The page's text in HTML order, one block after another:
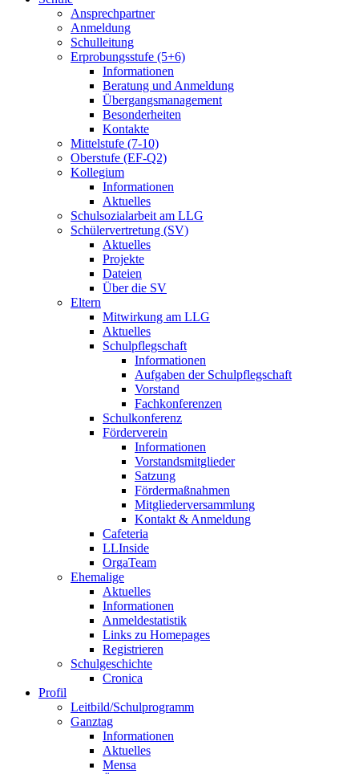
Ansprechpartner
Anmeldung
Schulleitung
Erprobungsstufe (5+6)
Informationen
Beratung und Anmeldung
Übergangsmanagement
Besonderheiten
Kontakte
Mittelstufe (7-10)
Oberstufe (EF-Q2)
Kollegium
Informationen
Aktuelles
Schulsozialarbeit am LLG
Schülervertretung (SV)
Aktuelles
Projekte
Dateien
Über die SV
Eltern
Mitwirkung am LLG
Aktuelles
Schulpflegschaft
Informationen
Aufgaben der Schulpflegschaft
Vorstand
Fachkonferenzen
Schulkonferenz
Förderverein
Informationen
Vorstandsmitglieder
Satzung
Fördermaßnahmen
Mitgliederversammlung
Kontakt & Anmeldung
Cafeteria
LLInside
OrgaTeam
Ehemalige
Aktuelles
Informationen
Anmeldestatistik
Links zu Homepages
Registrieren
Schulgeschichte
Cronica
Profil
Leitbild/Schulprogramm
Ganztag
Informationen
Aktuelles
Mensa